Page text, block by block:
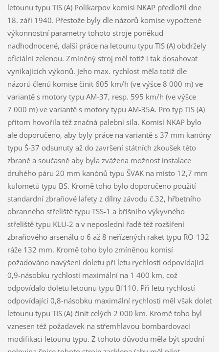
letounu typu TIS (A) Polikarpov komisi NKAP předložil dne
18. září 1940. Přestože byly dle názorů komise vypočtené
výkonnostní parametry tohoto stroje poněkud
nadhodnocené, další práce na letounu typu TIS (A) obdržely
oficiální zelenou. Zmíněný stroj měl totiž i tak dosahovat
vynikajících výkonů. Jeho max. rychlost měla totiž dle
názorů členů komise činit 605 km/h (ve výšce 8 000 m) ve
variantě s motory typu AM-37, resp. 595 km/h (ve výšce
7 000 m) ve variantě s motory typu AM-35A. Pro typ TIS (A)
přitom hovořila též značná palební síla. Komisí NKAP bylo
ale doporučeno, aby byly práce na variantě s 37 mm kanóny
typu Š-37 odsunuty až do završení státních zkoušek této
zbraně a současně aby byla zvážena možnost instalace
druhého páru 20 mm kanónů typu ŠVAK na místo 12,7 mm
kulometů typu BS. Kromě toho bylo doporučeno použití
standardní zbraňové lafety z dílny závodu č.32, hřbetního
obranného střeliště typu TSS-1 a břišního výkyvného
střeliště typu KLU-2 a v neposlední řadě též rozšíření
zbraňového arsenálu o 6 až 8 neřízených raket typu RO-132
ráže 132 mm. Kromě toho bylo zmíněnou komisí
požadováno navýšení doletu při letu rychlostí odpovídající
0,9-násobku rychlosti maximální na 1 400 km, což
odpovídalo doletu letounu typu Bf110. Při letu rychlostí
odpovídající 0,8-násobku maximální rychlosti měl však dolet
letounu typu TIS (A) činit celých 2 000 km. Kromě toho byl
vznesen též požadavek na střemhlavou bombardovací
modifikaci letounu typu. Z tohoto důvodu měla být spodní